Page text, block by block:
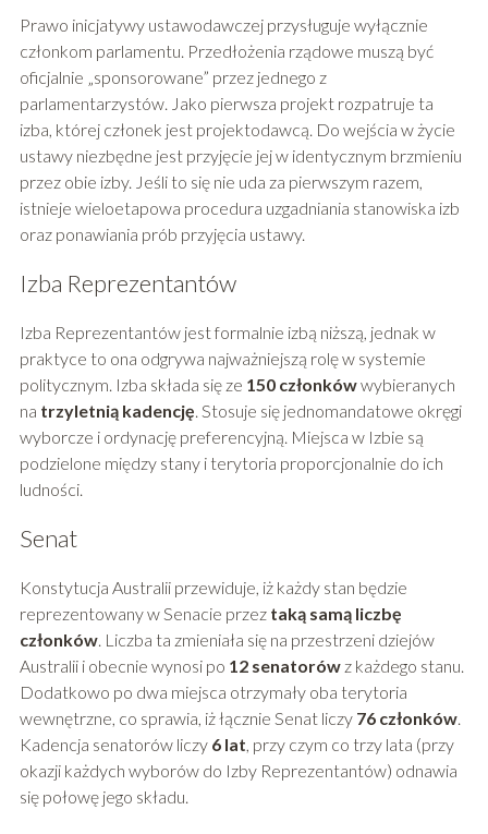
Prawo inicjatywy ustawodawczej przysługuje wyłącznie
członkom parlamentu. Przedłożenia rządowe muszą być
oficjalnie „sponsorowane” przez jednego z
parlamentarzystów. Jako pierwsza projekt rozpatruje ta
izba, której członek jest projektodawcą. Do wejścia w życie
ustawy niezbędne jest przyjęcie jej w identycznym brzmieniu
przez obie izby. Jeśli to się nie uda za pierwszym razem,
istnieje wieloetapowa procedura uzgadniania stanowiska izb
oraz ponawiania prób przyjęcia ustawy.
Izba Reprezentantów
Izba Reprezentantów jest formalnie izbą niższą, jednak w
praktyce to ona odgrywa najważniejszą rolę w systemie
politycznym. Izba składa się ze 150 członkówwybieranych
na trzyletnią kadencję. Stosuje się jednomandatowe okręgi
wyborcze i ordynację preferencyjną. Miejsca w Izbie są
podzielone między stany i terytoria proporcjonalnie do ich
ludności.
Senat
Konstytucja Australii przewiduje, iż każdy stan będzie
reprezentowany w Senacie przez taką samą liczbę
członków. Liczba ta zmieniała się na przestrzeni dziejów
Australii i obecnie wynosi po 12 senatorówz każdego stanu.
Dodatkowo po dwa miejsca otrzymały oba terytoria
wewnętrzne, co sprawia, iż łącznie Senat liczy 76 członków.
Kadencja senatorów liczy 6 lat, przy czym co trzy lata (przy
okazji każdych wyborów do Izby Reprezentantów) odnawia
się połowę jego składu.